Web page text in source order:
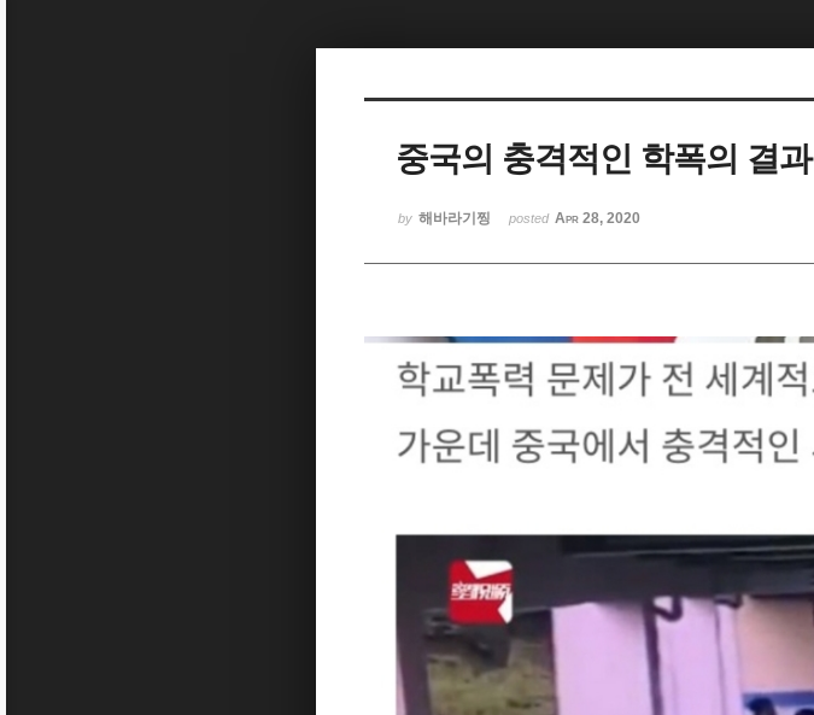
중국의 충격적인 학폭의 결과
by 해바라기찡 posted Apr 28, 2020
Sketchbook5, 스케치북5
Sketchbook5, 스케치북5